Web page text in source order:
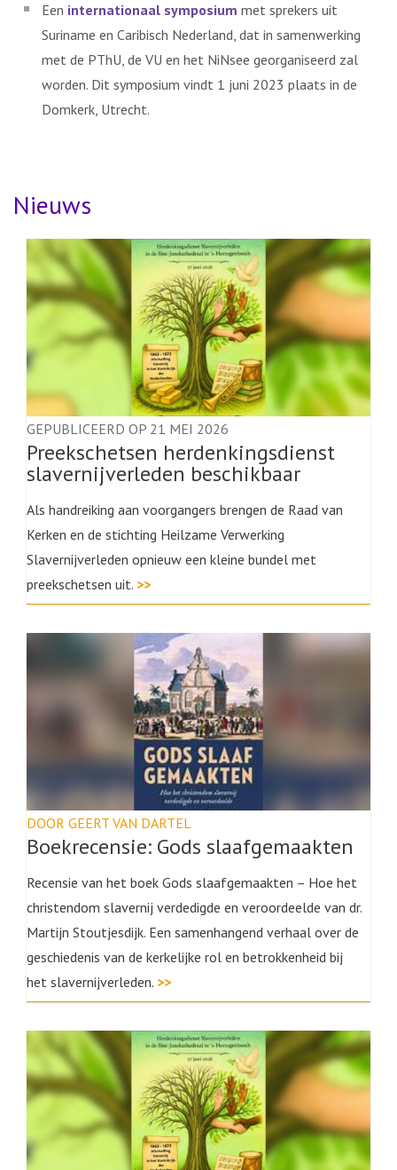
Een internationaal symposium met sprekers uit
Suriname en Caribisch Nederland, dat in samenwerking
met de PThU, de VU en het NiNsee georganiseerd zal
worden. Dit symposium vindt 1 juni 2023 plaats in de
Domkerk, Utrecht.
Nieuws
GEPUBLICEERD OP 21 MEI 2026
Preekschetsen herdenkingsdienst
slavernijverleden beschikbaar
Als handreiking aan voorgangers brengen de Raad van
Kerken en de stichting Heilzame Verwerking
Slavernijverleden opnieuw een kleine bundel met
preekschetsen uit. >>
DOOR GEERT VAN DARTEL
Boekrecensie: Gods slaafgemaakten
Recensie van het boek Gods slaafgemaakten – Hoe het
christendom slavernij verdedigde en veroordeelde van dr.
Martijn Stoutjesdijk. Een samenhangend verhaal over de
geschiedenis van de kerkelijke rol en betrokkenheid bij
het slavernijverleden. >>